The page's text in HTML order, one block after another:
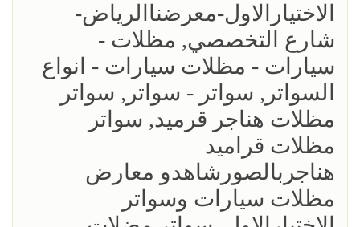
الاختيارالاول-معرضناالرياض-
شارع التخصصي, مظلات -
سيارات - مظلات سيارات - انواع
السواتر, سواتر - سواتر, سواتر
مظلات هناجر قرميد, سواتر
مظلات قراميد
هناجربالصورشاهدو معارض
مظلات سيارات وسواتر